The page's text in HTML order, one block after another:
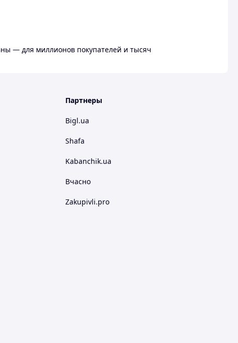
— для миллионов покупателей и тысяч
Партнеры
Bigl.ua
Shafa
Kabanchik.ua
Вчасно
Zakupivli.pro